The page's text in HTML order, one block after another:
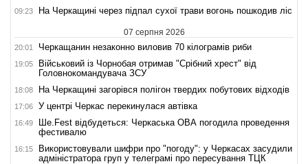
09:23 На Черкащині через підпал сухої трави вогонь пошкодив ліс
07 серпня 2026
20:01 Черкащанин незаконно виловив 70 кілограмів риби
19:05
Військовий із Чорнобая отримав "Срібний хрест" від
Головнокомандувача ЗСУ
18:08 На Черкащині загорівся полігон твердих побутових відходів
17:06 У центрі Черкас перекинулася автівка
16:49
Ше.Fest відбудеться: Черкаська ОВА погодила проведення
фестивалю
16:15
Використовували шифри про "погоду": у Черкасах засудили
адміністратора груп у телеграмі про пересування ТЦК